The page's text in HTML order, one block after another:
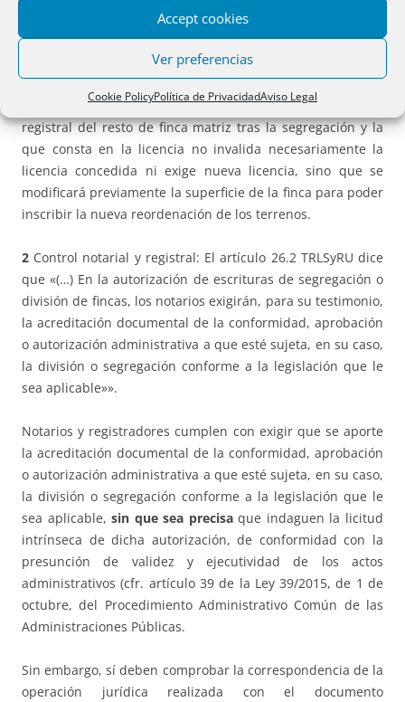
Accept cookies
Ver preferencias
Cookie PolicyPolítica de PrivacidadAviso Legal
resultante de la modificación hipotecaria para la que se
concedió la licencia. (RR. 12 de noviembre de 2013 y 29 de
No obstante, la falta de coincidencia entre la superficie
registral del resto de finca matriz tras la segregación y la
que consta en la licencia no invalida necesariamente la
licencia concedida ni exige nueva licencia, sino que se
modificará previamente la superficie de la finca para poder
inscribir la nueva reordenación de los terrenos.
2 Control notarial y registral: El artículo 26.2 TRLSyRU dice
que «(…) En la autorización de escrituras de segregación o
división de fincas, los notarios exigirán, para su testimonio,
la acreditación documental de la conformidad, aprobación
o autorización administrativa a que esté sujeta, en su caso,
la división o segregación conforme a la legislación que le
sea aplicable»».
Notarios y registradores cumplen con exigir que se aporte
la acreditación documental de la conformidad, aprobación
o autorización administrativa a que esté sujeta, en su caso,
la división o segregación conforme a la legislación que le
sea aplicable,sin que sea precisaque indaguen la licitud
intrínseca de dicha autorización, de conformidad con la
presunción de validez y ejecutividad de los actos
administrativos (cfr. artículo 39 de la Ley 39/2015, de 1 de
octubre, del Procedimiento Administrativo Común de las
Administraciones Públicas.
Sin embargo, sí deben comprobar la correspondencia de la
operación jurídica realizada con el documento